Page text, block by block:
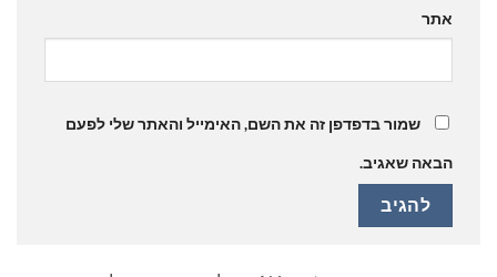
אתר
שמור בדפדפן זה את השם, האימייל והאתר שלי לפעם
הבאה שאגיב.